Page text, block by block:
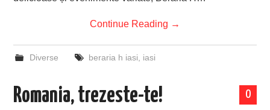
Continue Reading →
Diverse beraria h iasi iasi
0
Romania, trezeste-te!